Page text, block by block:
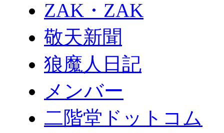
ZAK・ZAK
敬天新聞
狼魔人日記
メンバー
二階堂ドットコム